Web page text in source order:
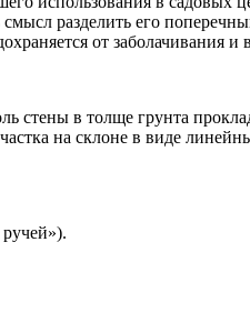
разделить его
от заболачивания
стены в толще грунта
на склоне в виде